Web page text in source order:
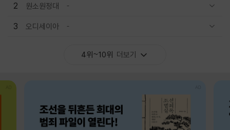
2 원소원정대
3 오디세이아
4위~10위 더보기